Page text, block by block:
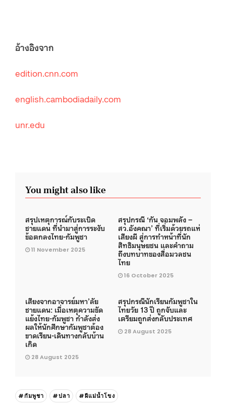
อ้างอิงจาก
edition.cnn.com
english.cambodiadaily.com
unr.edu
You might also like
สรุปเหตุการณ์กับระเบิด
ชายแดน ที่นำมาสู่การระงับ
ข้อตกลงไทย-กัมพูชา
11 November 2025
สรุปกรณี ‘กัน จอมพลัง –
สว.อังคณา’ ที่เริ่มด้วยรถแห่
เสียงผี สู่การทำหน้าที่นัก
สิทธิมนุษยชน และคำถาม
ถึงบทบาทของสื่อมวลชน
ไทย
16 October 2025
เสียงจากอาจารย์มหา’ลัย
ชายแดน: เมื่อเหตุความขัด
แย้งไทย-กัมพูชา กำลังส่ง
ผลให้นักศึกษากัมพูชาต้อง
ขาดเรียน-เดินทางกลับบ้าน
เกิด
28 August 2025
สรุปกรณีนักเรียนกัมพูชาใน
ไทยวัย 13 ปี ถูกจับและ
เตรียมถูกส่งกลับประเทศ
28 August 2025
#กัมพูชา #ปลา #ผีแม่น้ำโขง